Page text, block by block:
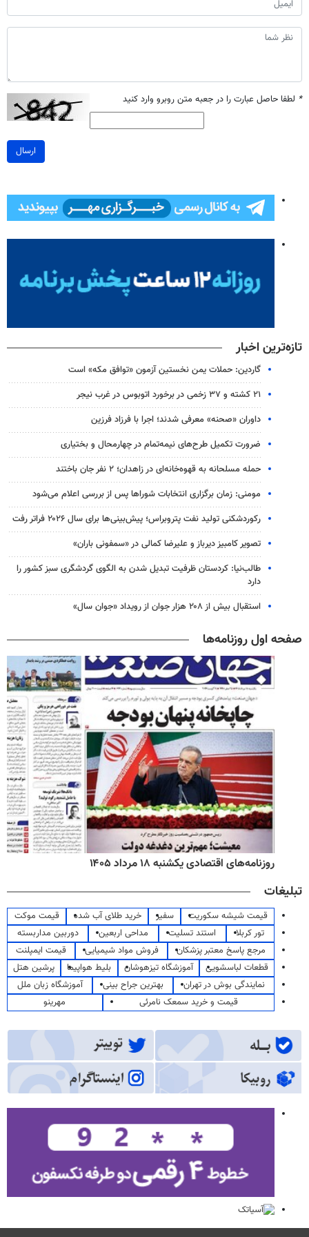
* لطفا حاصل عبارت را در جعبه متن روبرو وارد کنید
ارسال
تازه‌ترین اخبار
گاردین: حملات یمن نخستین آزمون «توافق مکه» است
۲۱ کشته و ۳۷ زخمی در برخورد اتوبوس در غرب نیجر
داوران «صحنه» معرفی شدند؛ اجرا با فرزاد فرزین
ضرورت تکمیل طرح‌های نیمه‌تمام در چهارمحال و بختیاری
حمله مسلحانه به قهوه‌خانه‌ای در زاهدان؛ ۲ نفر جان باختند
مومنی: زمان برگزاری انتخابات شوراها پس از بررسی اعلام می‌شود
رکوردشکنی تولید نفت پتروبراس؛ پیش‌بینی‌ها برای سال ۲۰۲۶ فراتر رفت
تصویر کامبیز دیرباز و علیرضا کمالی در «سمفونی باران»
طالب‌نیا: کردستان ظرفیت تبدیل شدن به الگوی گردشگری سبز کشور را
دارد
استقبال بیش از ۲۰۸ هزار جوان از رویداد «جوان سال»
صفحه اول روزنامه‌ها
روزنامه‌های اقتصادی یکشنبه ۱۸ مرداد ۱۴۰۵
تبلیغات
قیمت شیشه سکوریت سفیر خرید طلای آب شده
قیمت موکت
تور کربلا
استند تسلیت مداحی اربعین
دوربین مداربسته
مرجع پاسخ معتبر پزشکان
فروش مواد شیمیایی
قیمت ایمپلنت
قطعات لباسشویی
آموزشگاه تیزهوشان بلیط هواپیما
پرشین هتل
نمایندگی بوش در تهران
بهترین جراح بینی
آموزشگاه زبان ملل
قیمت و خرید سمعک نامرئی
مهرینو